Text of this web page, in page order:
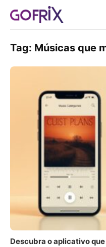
Tag: Músicas que
Descubra o aplicativo